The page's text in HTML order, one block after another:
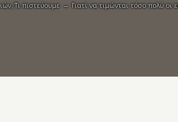
Τι πιστεύουμε Γιατί να τιμώνται τόσο πολύ οι